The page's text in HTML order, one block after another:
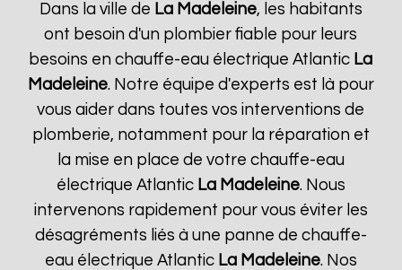
Dans la ville de La Madeleine, les habitants
ont besoin d'un plombier fiable pour leurs
besoins en chauffe-eau électrique Atlantic La
Madeleine. Notre équipe d'experts est là pour
vous aider dans toutes vos interventions de
plomberie, notamment pour la réparation et
la mise en place de votre chauffe-eau
électrique Atlantic La Madeleine. Nous
intervenons rapidement pour vous éviter les
désagréments liés à une panne de chauffe-
eau électrique Atlantic La Madeleine. Nos